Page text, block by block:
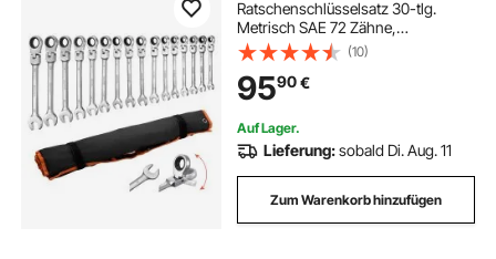
Ratschenschlüsselsatz 30-tlg.
Metrisch SAE 72 Zähne,
Ratschenringschlüssel-Set aus Cr-
V-Stahl mit Aufbewahrungstasche,
Maulschlüssel für Reparaturen im
Haushalt & an Kraftfahrzeugen
(10)
9590€
Auf Lager.
Lieferung:sobald Di. Aug. 11
Zum Warenkorb hinzufügen